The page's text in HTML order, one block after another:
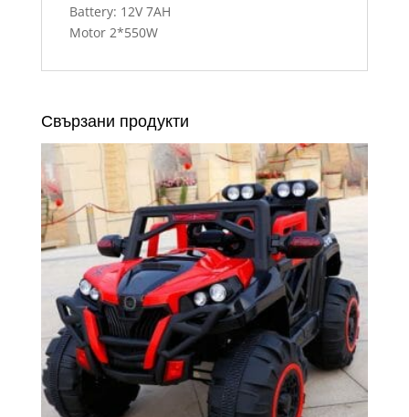
Battery: 12V 7AH
Motor 2*550W
Свързани продукти